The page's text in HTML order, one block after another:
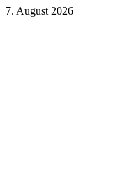
7. August 2026